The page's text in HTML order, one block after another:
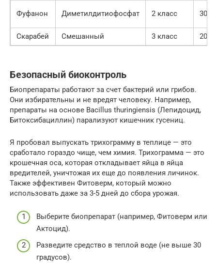
Фуфанон Диметилдитиофосфат 2 класс 30
Скарабей Смешанный 3 класс 20
Безопасный биоконтроль
Биопрепараты работают за счет бактерий или грибов.
Они избирательны и не вредят человеку. Например,
препараты на основе Bacillus thuringiensis (Лепидоцид,
Битоксибациллин) парализуют кишечник гусениц.
Я пробовал выпускать трихограмму в теплице — это
сработало гораздо чище, чем химия. Трихограмма — это
крошечная оса, которая откладывает яйца в яйца
вредителей, уничтожая их еще до появления личинок.
Также эффективен Фитоверм, который можно
использовать даже за 3-5 дней до сбора урожая.
Выберите биопрепарат (например, Фитоверм или
Актоцид).
Разведите средство в теплой воде (не выше 30
градусов).